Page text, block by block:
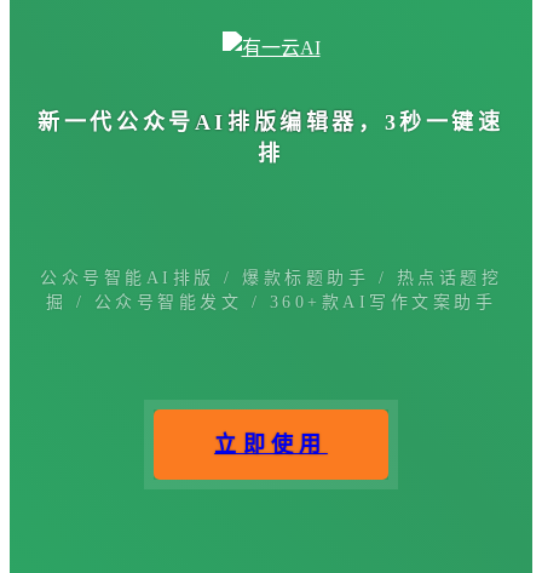
新一代公众号 AI排版编辑器 ，3秒一键速
排
公众号智能AI排版 / 爆款标题助手 / 热点话题挖
掘 / 公众号智能发文 / 360+款AI写作文案助手
立即使用